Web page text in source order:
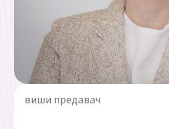
виши предавач